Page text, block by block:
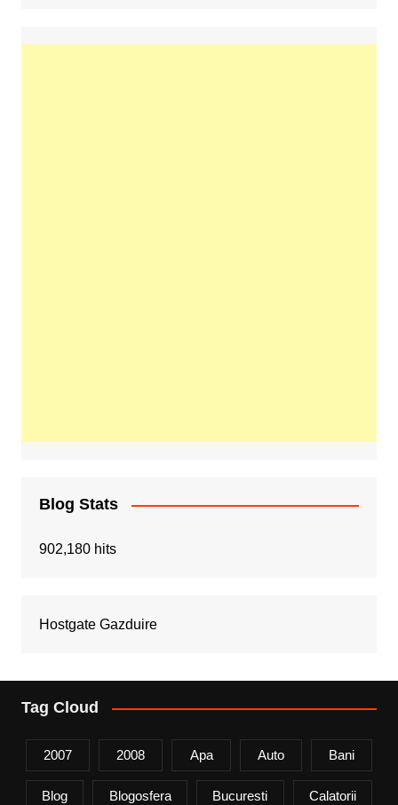
Blog Stats
902,180 hits
Hostgate Gazduire
Tag Cloud
2007 2008 Apa Auto Bani
Blog Blogosfera Bucuresti Calatorii